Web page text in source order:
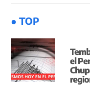
● TOP
el